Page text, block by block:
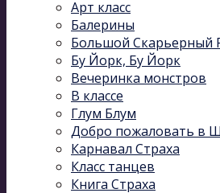
Арт класс
Балерины
Большой Скарьерный
Бу Йорк, Бу Йорк
Вечеринка монстров
В классе
Глум Блум
Добро пожаловать в
Карнавал Cтраха
Класс танцев
Книга Страха